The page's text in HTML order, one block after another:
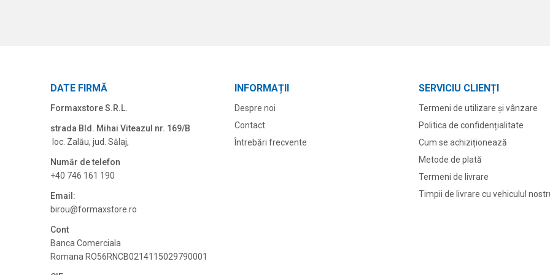
DATE FIRMĂ
Formaxstore S.R.L.
strada Bld. Mihai Viteazul nr. 169/B
loc. Zalău, jud. Sălaj,
Număr de telefon
+40 746 161 190
Email:
birou@formaxstore. ro
Cont
Banca Comerciala
Romana RO56RNCB0214115029790001
INFORMAȚII
Despre noi
Contact
Întrebări frecvente
SERVICIU CLIENȚI
Termeni de utilizare și vânzare
Politica de confidențialitate
Cum se achiziționează
Metode de plată
Termeni de livrare
Timpii de livrare cu vehiculul